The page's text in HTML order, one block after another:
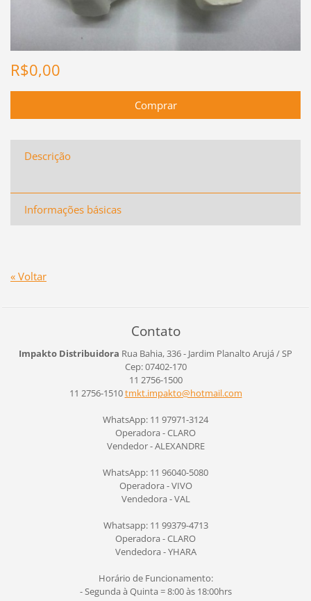
R$0,00
Descrição
Informações básicas
« Voltar
Contato
Impakto Distribuidora Rua Bahia, 336 - Jardim Planalto Arujá / SP
Cep: 07402-170
11 2756-1500
11 2756-1510tmkt.impakto@hotmail.com
WhatsApp: 11 97971-3124
Operadora - CLARO
Vendedor - ALEXANDRE
WhatsApp: 11 96040-5080
Operadora - VIVO
Vendedora - VAL
Whatsapp: 11 99379-4713
Operadora - CLARO
Vendedora - YHARA
Horário de Funcionamento:
- Segunda à Quinta = 8:00 às 18:00hrs